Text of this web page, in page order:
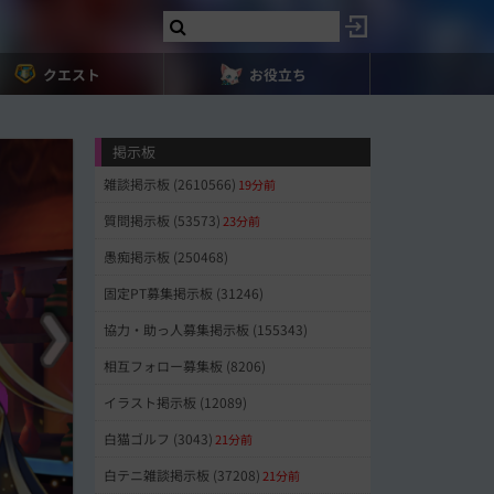
クエスト お役立ち
掲示板
雑談掲示板 (2610566) 19分前
質問掲示板 (53573) 23分前
愚痴掲示板 (250468)
固定PT募集掲示板 (31246)
協力・助っ人募集掲示板 (155343)
相互フォロー募集板 (8206)
イラスト掲示板 (12089)
白猫ゴルフ (3043) 21分前
白テニ雑談掲示板 (37208) 21分前